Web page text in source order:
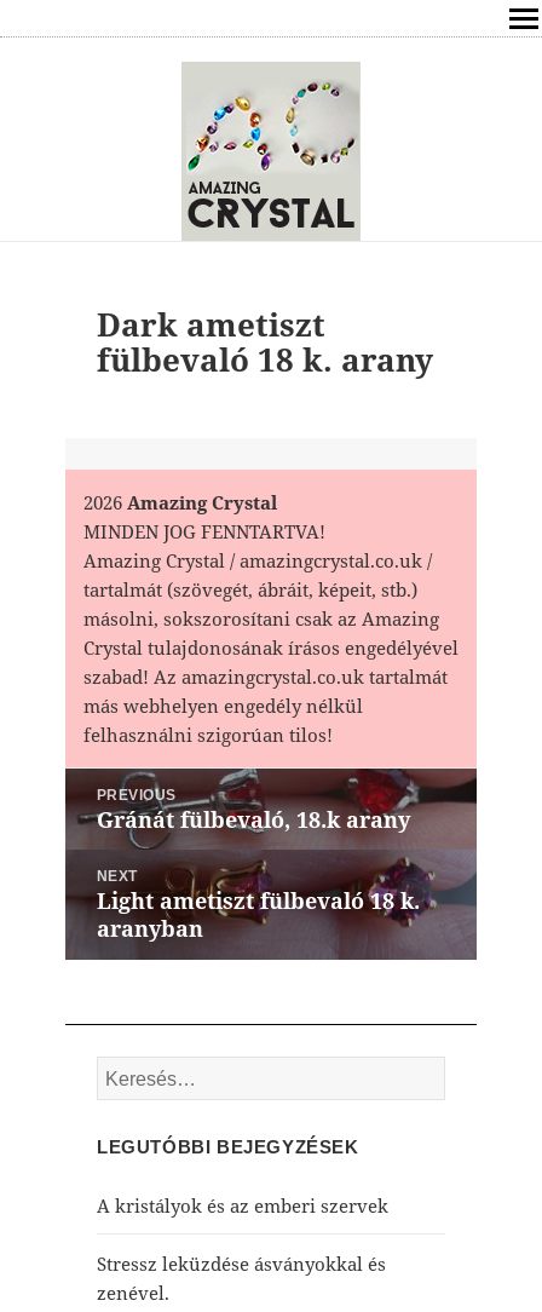
ÍRÁSOK
ÁSVÁNYOK HATÁSAI
ELÉRHETŐSÉG
ONLINE GYÓGYÍTÁS,TANÁCSADÁS
Dark ametiszt
fülbevaló 18 k. arany
2026Amazing Crystal
MINDEN JOG FENNTARTVA!
Amazing Crystal / amazingcrystal.co.uk /
tartalmát (szövegét, ábráit, képeit, stb.)
másolni, sokszorosítani csak az Amazing
Crystal tulajdonosának írásos engedélyével
szabad! Az amazingcrystal.co.uk tartalmát
más webhelyen engedély nélkül
felhasználni szigorúan tilos!
Bejegyzés
navigáció
PREVIOUS
Previous
post:
Gránát fülbevaló, 18.k arany
NEXT
Next
post:
Light ametiszt fülbevaló 18 k.
aranyban
Keresés:
LEGUTÓBBI BEJEGYZÉSEK
A kristályok és az emberi szervek
Stressz leküzdése ásványokkal és
zenével.